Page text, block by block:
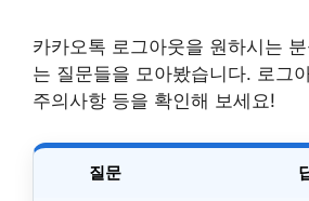
카카오톡 로그아웃을 원하시는
는 질문들을 모아봤습니다. 로그
주의사항 등을 확인해 보세요!
질문